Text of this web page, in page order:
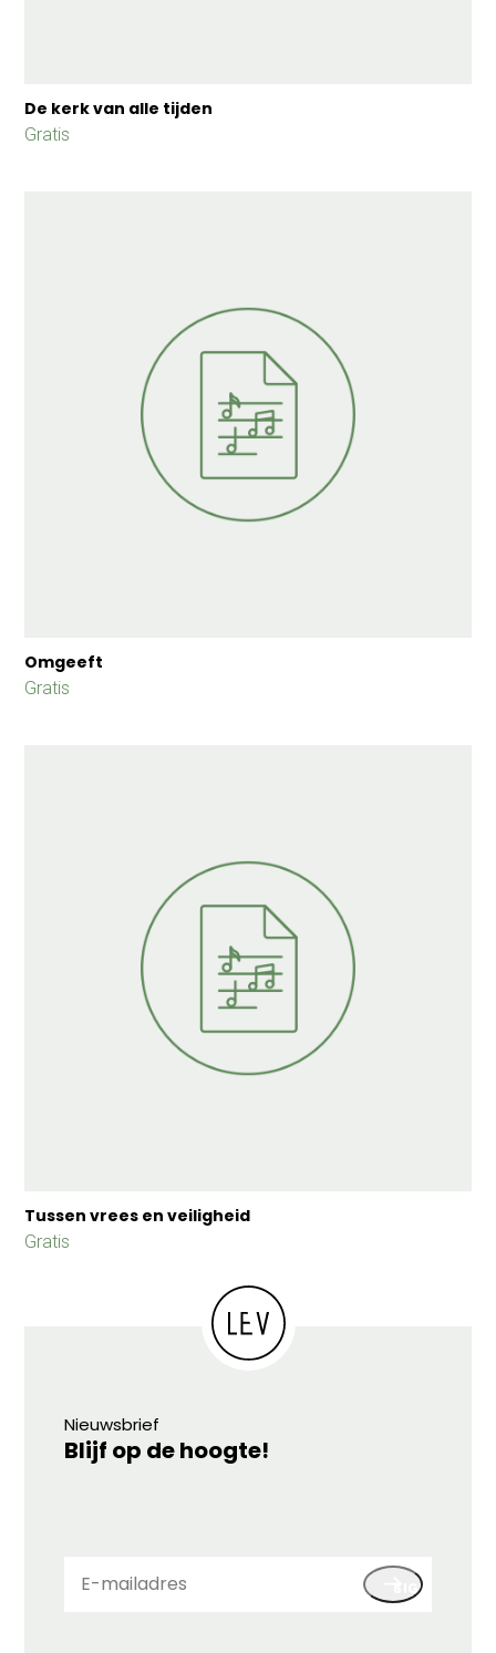
De kerk van alle tijden
Gratis
Omgeeft
Gratis
Tussen vrees en veiligheid
Gratis
Nieuwsbrief
Blijf op de hoogte!
SIGN UP